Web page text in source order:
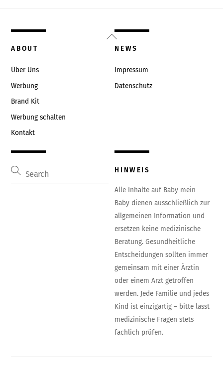
Back
To
ABOUT
Über Uns
Werbung
Brand Kit
Werbung schalten
Kontakt
NEWS
Impressum
Datenschutz
HINWEIS
Alle Inhalte auf Baby mein
Baby dienen ausschließlich zur
allgemeinen Information und
ersetzen keine medizinische
Beratung. Gesundheitliche
Entscheidungen sollten immer
gemeinsam mit einer Ärztin
oder einem Arzt getroffen
werden. Jede Familie und jedes
Kind ist einzigartig – bitte lasst
medizinische Fragen stets
fachlich prüfen.